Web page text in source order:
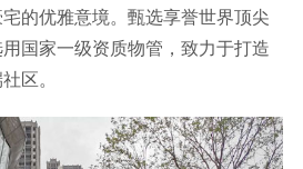
的优雅意境。甄选享誉世界顶尖
国家一级资质物管，致力于打造
区。